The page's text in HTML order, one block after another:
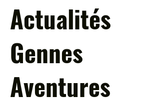
Actualités
Gennes
Aventures